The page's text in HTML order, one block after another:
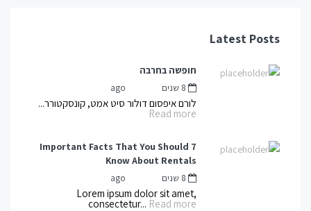
Latest Posts
חופשה בחרבה
לורם איפסום דולור סיט אמט, קונסקטורר...
Read more
7 Important Facts That You Should
Know About Rentals
Lorem ipsum dolor sit amet,
consectetur... Read more